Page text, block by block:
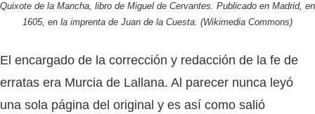
Quixote de la Mancha, libro de Miguel de Cervantes. Publicado en Madrid, en
1605, en la imprenta de Juan de la Cuesta. (Wikimedia Commons)
El encargado de la corrección y redacción de la fe de
erratas era Murcia de Lallana. Al parecer nunca leyó
una sola página del original y es así como salió